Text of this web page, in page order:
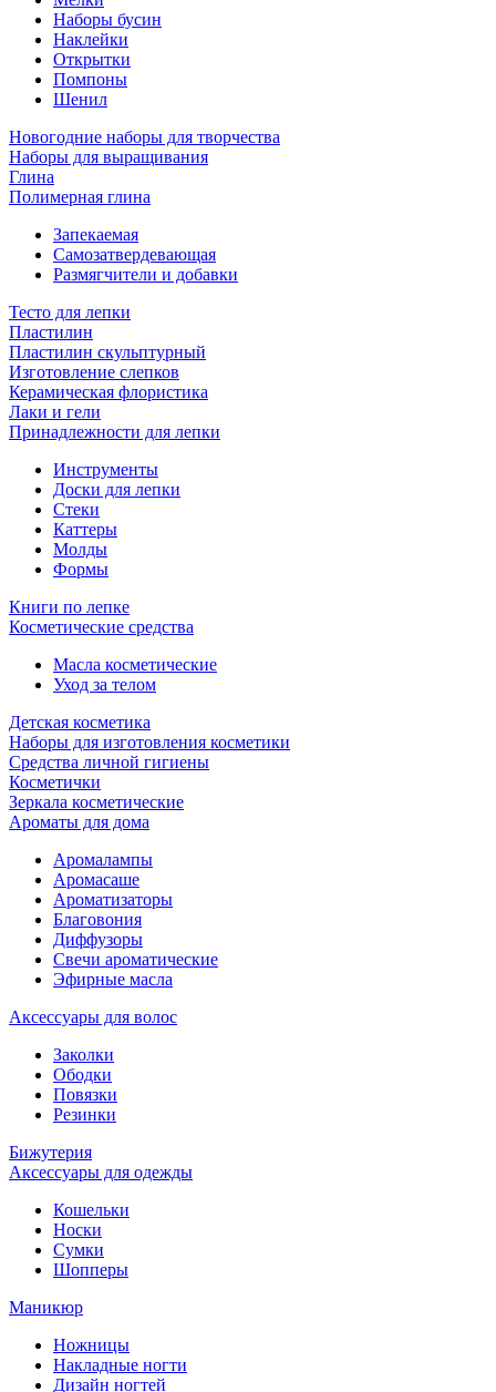
Наборы бусин
Наклейки
Открытки
Помпоны
Шенил
Новогодние наборы для творчества
Наборы для выращивания
Глина
Полимерная глина
Запекаемая
Самозатвердевающая
Размягчители и добавки
Тесто для лепки
Пластилин
Пластилин скульптурный
Изготовление слепков
Керамическая флористика
Лаки и гели
Принадлежности для лепки
Инструменты
Доски для лепки
Стеки
Каттеры
Молды
Формы
Книги по лепке
Косметические средства
Масла косметические
Уход за телом
Детская косметика
Наборы для изготовления косметики
Средства личной гигиены
Косметички
Зеркала косметические
Ароматы для дома
Аромалампы
Аромасаше
Ароматизаторы
Благовония
Диффузоры
Свечи ароматические
Эфирные масла
Аксессуары для волос
Заколки
Ободки
Повязки
Резинки
Бижутерия
Аксессуары для одежды
Кошельки
Носки
Сумки
Шопперы
Маникюр
Ножницы
Накладные ногти
Дизайн ногтей